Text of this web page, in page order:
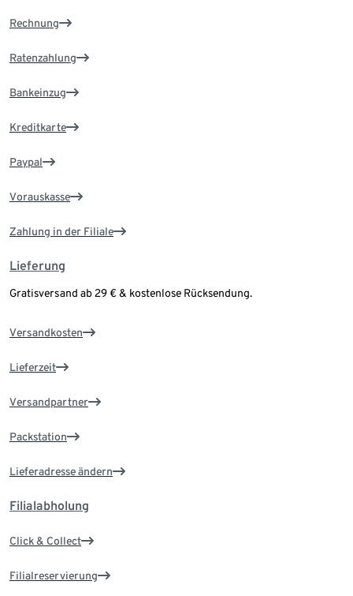
Rechnung
Ratenzahlung
Bankeinzug
Kreditkarte
Paypal
Vorauskasse
Zahlung in der Filiale
Lieferung
Gratisversand ab 29 € & kostenlose Rücksendung.
Versandkosten
Lieferzeit
Versandpartner
Packstation
Lieferadresse ändern
Filialabholung
Click & Collect
Filialreservierung